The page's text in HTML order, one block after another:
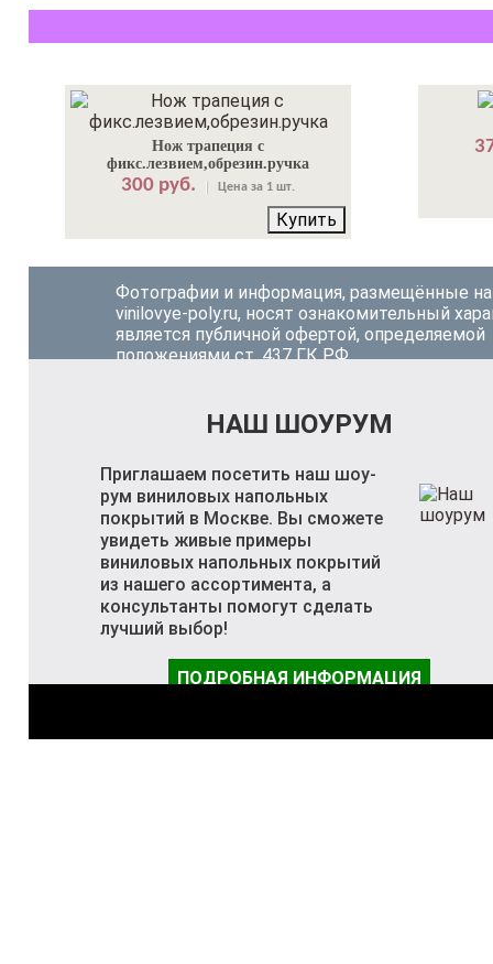
Нож трапеция с
фикс.лезвием,обрезин.ручка
300 руб. Цена за 1 шт.
Купить
Фотографии и информация, размещённые на
vinilovye-poly.ru, носят ознакомительный
является публичной офертой, определяемой
положениями ст. 437 ГК РФ.
НАШ ШОУРУМ
Приглашаем посетить наш шоу-
рум виниловых напольных
покрытий в Москве. Вы сможете
увидеть живые примеры
виниловых напольных покрытий
из нашего ассортимента, а
консультанты помогут сделать
лучший выбор!
ПОДРОБНАЯ ИНФОРМАЦИЯ